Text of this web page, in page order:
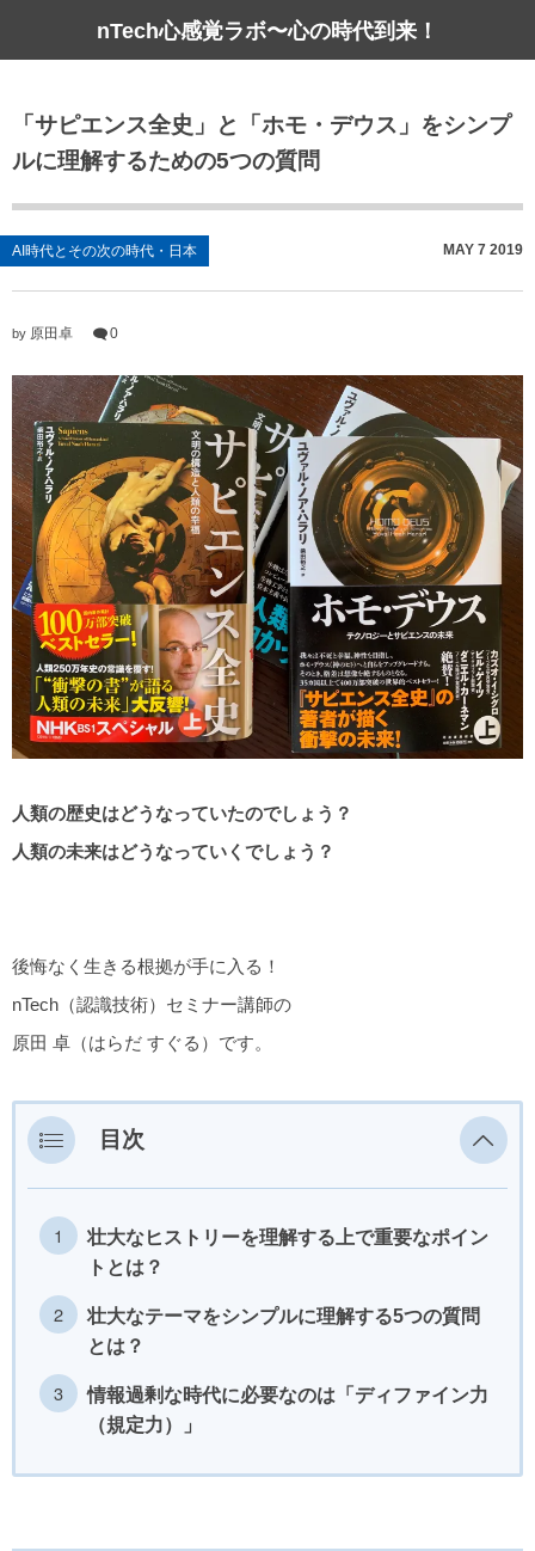
nTech心感覚ラボ〜心の時代到来！
「サピエンス全史」と「ホモ・デウス」をシンプ
ルに理解するための5つの質問
AI時代とその次の時代・日本 MAY 7 2019
by 原田卓 0
人類の歴史はどうなっていたのでしょう？
人類の未来はどうなっていくでしょう？
後悔なく生きる根拠が手に入る！
nTech（認識技術）セミナー講師の
原田 卓（はらだ すぐる）です。
目次
壮大なヒストリーを理解する上で重要なポイン
トとは？
壮大なテーマをシンプルに理解する5つの質問
とは？
情報過剰な時代に必要なのは「ディファイン力
（規定力）」